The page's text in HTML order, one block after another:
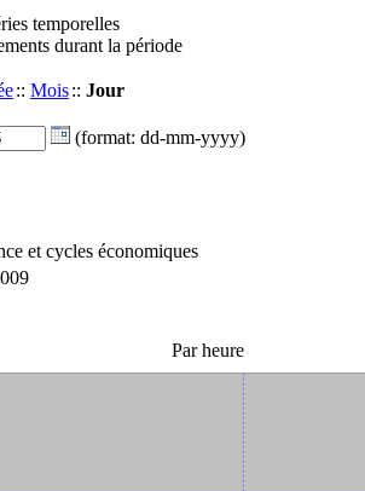
temporelles
durant la période
:: Mois:: Jour
(format: dd-mm-yyyy)
et cycles économiques
Par heure